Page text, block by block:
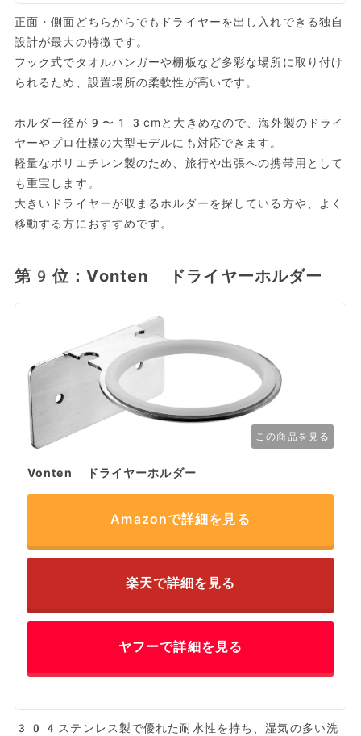
正面・側面どちらからでもドライヤーを出し入れできる独自
設計が最大の特徴です。
フック式でタオルハンガーや棚板など多彩な場所に取り付け
られるため、設置場所の柔軟性が高いです。
ホルダー径が9〜13cmと大きめなので、海外製のドライ
ヤーやプロ仕様の大型モデルにも対応できます。
軽量なポリエチレン製のため、旅行や出張への携帯用として
も重宝します。
大きいドライヤーが収まるホルダーを探している方や、よく
移動する方におすすめです。
第9位：Vonten ドライヤーホルダー
この商品を見る
Vonten ドライヤーホルダー
Amazonで詳細を見る
楽天で詳細を見る
ヤフーで詳細を見る
304ステンレス製で優れた耐水性を持ち、湿気の多い洗